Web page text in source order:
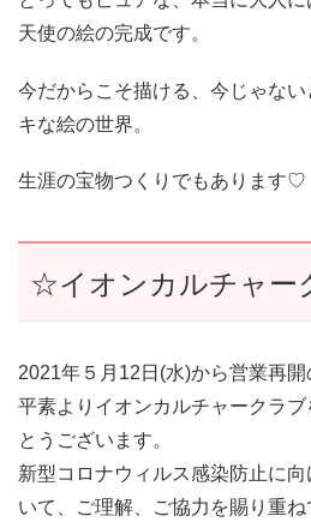
天使の絵の完成です。
今だからこそ描ける、今じゃな
キな絵の世界。
生涯の宝物つくりでもあります♡
☆イオンカルチャー
2021年５月12日(水)から営業再
平素よりイオンカルチャークラ
とうございます。
新型コロナウィルス感染防止に
いて、ご理解、ご協力を賜り重ね